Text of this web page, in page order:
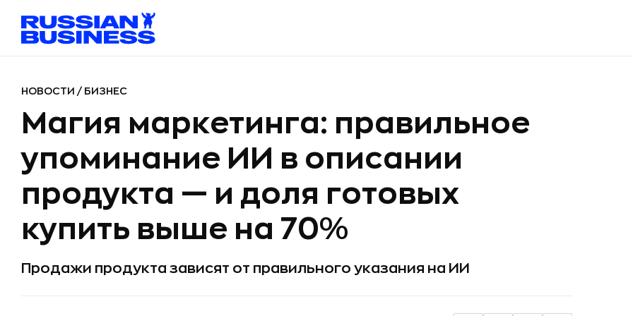
НОВОСТИ / БИЗНЕС
Магия маркетинга: правильное
упоминание ИИ в описании
продукта — и доля готовых
купить выше на 70%
Продажи продукта зависят от правильного указания на ИИ